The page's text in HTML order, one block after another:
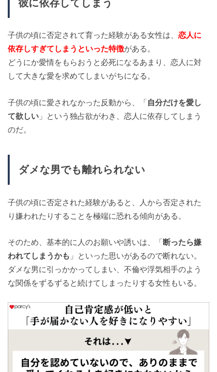
彼に依存してしまう
子供の頃に否定されて育った経験がある女性は、恋人に
依存しすぎてしまうといった特徴がある。
どうにか愛情をもらおうと必死になるあまり、恋人に対
して大きな愛を求めてしまいがちになる。
子供の頃に愛されなかった反動から、「自分だけを愛し
て欲しい 」という独占欲がわき、恋人に依存してしまう
のだ。
ダメな男でも離れられない
子供の頃に否定された経験があると、人から否定された
り嫌われたりすることを極端に恐れる傾向がある。
そのため、基本的に人のお願いや誘いは、「断ったら嫌
われてしまうかも 」といった思いがあるので断れない。
ダメな男に引っかかってしまい、不倫や浮気相手のよう
な関係をずるずると続けてしまったりする女性もいる。